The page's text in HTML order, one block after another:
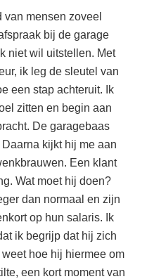
van mensen zoveel
bij de garage
niet wil uitstellen. Met
ik leg de sleutel van
een stap achteruit. Ik
zitten en begin aan
De garagebaas
kijkt hij me aan
Een klant
Wat moet hij doen?
dan normaal en zijn
op hun salaris. Ik
ik begrijp dat hij zich
hoe hij hiermee om
een kort moment van